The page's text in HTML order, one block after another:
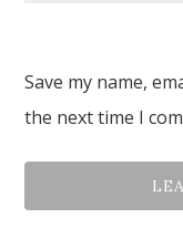
Save my name,
the next time I